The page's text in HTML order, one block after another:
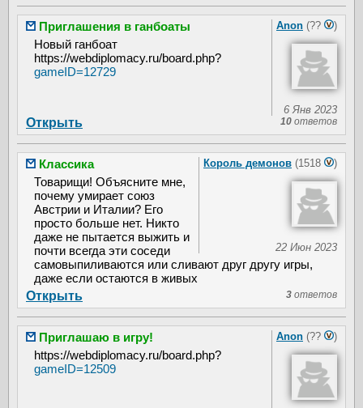
Anon (?? )
6 Янв 2023
Приглашения в ганбоаты
Новый ганбоат
https://webdiplomacy.ru/board.php?
gameID=12729
10 ответов
Открыть
Король демонов (1518 )
22 Июн 2023
Классика
Товарищи! Объясните мне,
почему умирает союз
Австрии и Италии? Его
просто больше нет. Никто
даже не пытается выжить и
почти всегда эти соседи
самовыпиливаются или сливают друг другу игры,
даже если остаются в живых
3 ответов
Открыть
Anon (?? )
Приглашаю в игру!
https://webdiplomacy.ru/board.php?
gameID=12509